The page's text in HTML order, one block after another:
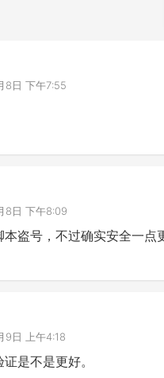
8日 下午7:55
8日 下午8:09
盗号，不过确实安全一点
9日 上午4:18
是不是更好。